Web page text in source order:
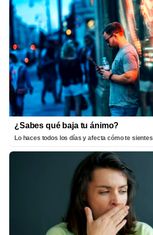
¿Sabes qué baja tu ánimo?
Lo haces todos los días y afecta cómo te sientes